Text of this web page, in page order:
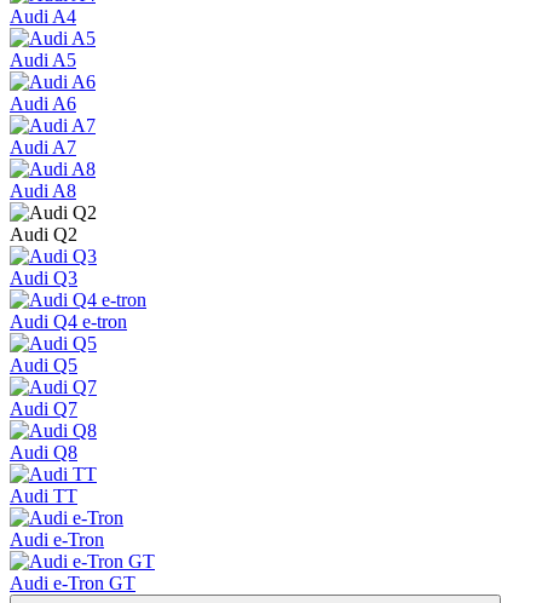
Audi A4
Audi A5
Audi A6
Audi A7
Audi A8
Audi Q2
Audi Q3
Audi Q4 e-tron
Audi Q5
Audi Q7
Audi Q8
Audi TT
Audi e-Tron
Audi e-Tron GT